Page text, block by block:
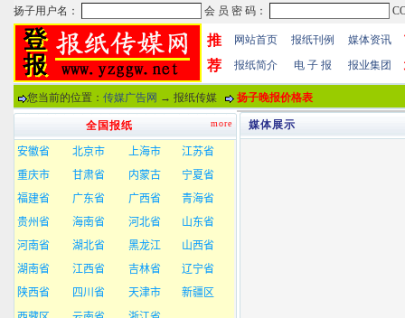
推
荐
网站首页 报纸刊例 媒体资讯
报纸简介 电 子 报 报业集团
您当前的位置： 传媒广告网 → 报纸传媒 扬子晚报价格表
媒体展示
more
全国报纸